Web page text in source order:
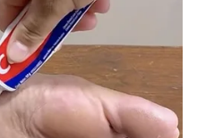
ಹೋಗುವ ಮೊದಲು,
ನಮಸ್ಕರಿಸಿ. ಇದರಿಂದ
ದೂರವಾಗುತ್ತವೆ.